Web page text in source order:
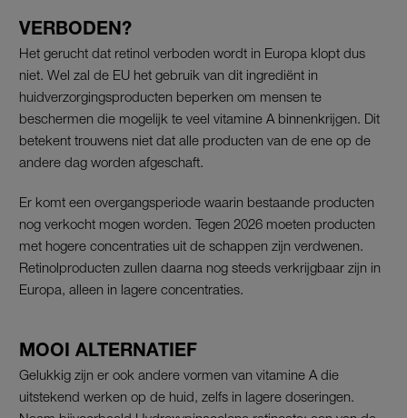
VERBODEN?
Het gerucht dat retinol verboden wordt in Europa klopt dus
niet. Wel zal de EU het gebruik van dit ingrediënt in
huidverzorgingsproducten beperken om mensen te
beschermen die mogelijk te veel vitamine A binnenkrijgen. Dit
betekent trouwens niet dat alle producten van de ene op de
andere dag worden afgeschaft.
Er komt een overgangsperiode waarin bestaande producten
nog verkocht mogen worden. Tegen 2026 moeten producten
met hogere concentraties uit de schappen zijn verdwenen.
Retinolproducten zullen daarna nog steeds verkrijgbaar zijn in
Europa, alleen in lagere concentraties.
MOOI ALTERNATIEF
Gelukkig zijn er ook andere vormen van vitamine A die
uitstekend werken op de huid, zelfs in lagere doseringen.